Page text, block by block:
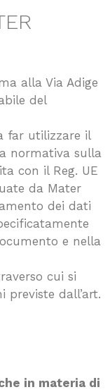
alla Via Adige
del
far utilizzare il
normativa sulla
con il Reg. UE
da Mater
dei dati
e nella
cui si
dall’art.
in materia di